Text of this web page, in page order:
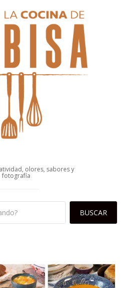
olores, sabores y
fotografía